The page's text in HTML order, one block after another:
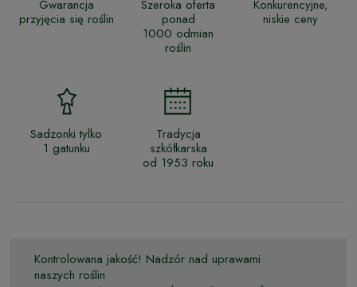
Gwarancja
przyjęcia się roślin
Szeroka oferta
ponad
1000 odmian
roślin
Konkurencyjne,
niskie ceny
Sadzonki tylko
1 gatunku
Tradycja
szkółkarska
od 1953 roku
Kontrolowana jakość! Nadzór nad uprawami
naszych roślin